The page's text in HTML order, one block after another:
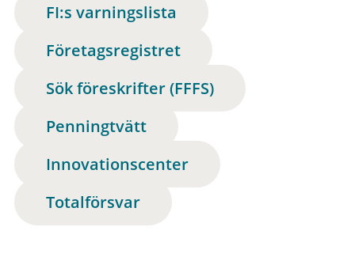
FI:s varningslista
Företagsregistret
Sök föreskrifter (FFFS)
Penningtvätt
Innovationscenter
Totalförsvar